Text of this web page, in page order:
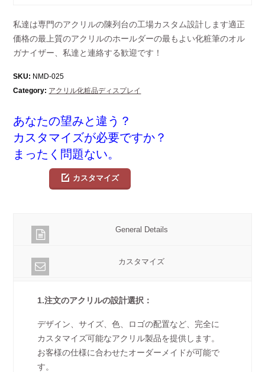
私達は専門のアクリルの陳列台の工場カスタム設計します適正
価格の最上質のアクリルのホールダーの最もよい化粧筆のオル
ガナイザー、私達と連絡する歓迎です！
SKU: NMD-025
Category: アクリル化粧品ディスプレイ
あなたの望みと違う？
カスタマイズが必要ですか？
まったく問題ない。
カスタマイズ
General Details
カスタマイズ
1.注文のアクリルの設計選択：
デザイン、サイズ、色、ロゴの配置など、完全に
カスタマイズ可能なアクリル製品を提供します。
お客様の仕様に合わせたオーダーメイドが可能で
す。